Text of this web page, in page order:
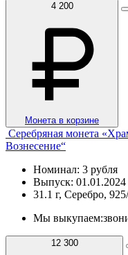
4 200
Монета в корзине
Серебряная монета
Вознесение“
Номинал: 3 рубля
Выпуск: 01.01.2024
31.1 г, Серебро,
Мы выкупаем:
12 300